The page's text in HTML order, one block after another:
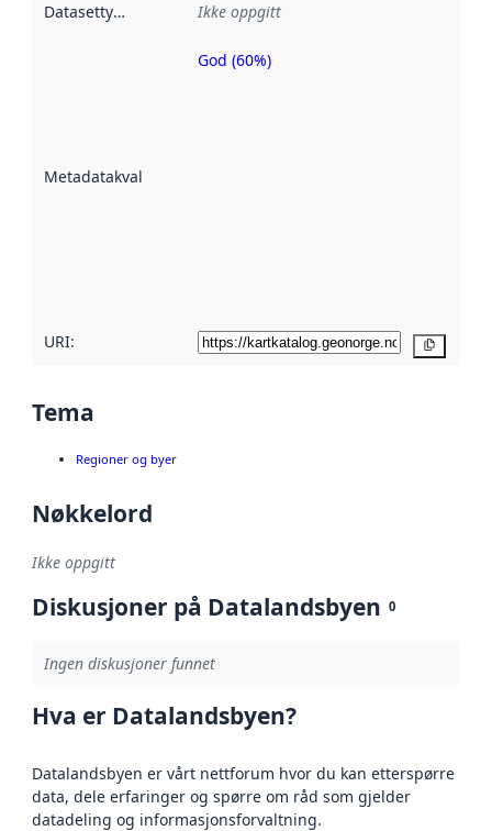
Datasettype Ikke oppgitt
Metadatakvalitet
Metadatakvalitet
God (60%)
URI:
Tema
Regioner og byer
Nøkkelord
Ikke oppgitt
Diskusjoner på Datalandsbyen 0
Ingen diskusjoner funnet
Hva er Datalandsbyen?
Datalandsbyen er vårt nettforum hvor du kan etterspørre
data, dele erfaringer og spørre om råd som gjelder
datadeling og informasjonsforvaltning.